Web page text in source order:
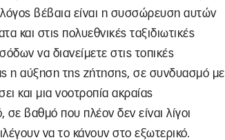
βέβαια είναι η συσσώρευση αυτών
στις πολυεθνικές ταξιδιωτικές
να διανείμετε στις τοπικές
η αύξηση της ζήτησης, σε συνδυασμό με
και μια νοοτροπία ακραίας
βαθμό που πλέον δεν είναι λίγοι
να το κάνουν στο εξωτερικό.